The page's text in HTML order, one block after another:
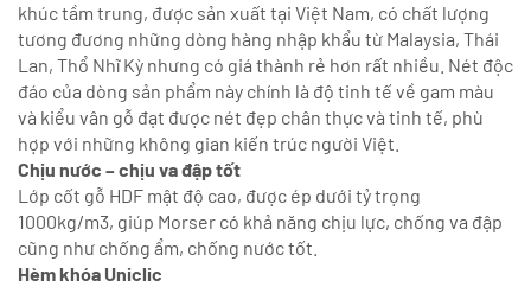
khúc tầm trung, được sản xuất tại Việt Nam, có chất lượng
tương đương những dòng hàng nhập khẩu từ Malaysia, Thái
Lan, Thổ Nhĩ Kỳ nhưng có giá thành rẻ hơn rất nhiều. Nét độc
đáo của dòng sản phẩm này chính là độ tinh tế về gam màu
và kiểu vân gỗ đạt được nét đẹp chân thực và tinh tế, phù
hợp với những không gian kiến trúc người Việt.
Chịu nước – chịu va đập tốt
Lớp cốt gỗ HDF mật độ cao, được ép dưới tỷ trọng
1000kg/m3, giúp Morser có khả năng chịu lực, chống va đập
cũng như chống ẩm, chống nước tốt.
Hèm khóa Uniclic